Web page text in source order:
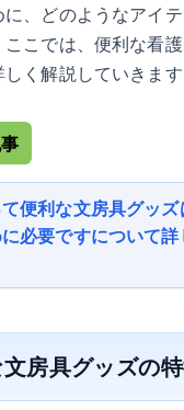
、どのようなアイ
こでは、便利な看
く解説していきます
便利な文房具グッ
必要ですについて
房具グッズの